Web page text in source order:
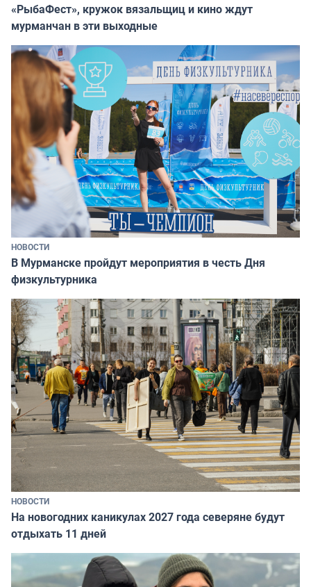
«РыбаФест», кружок вязальщиц и кино ждут
мурманчан в эти выходные
НОВОСТИ
В Мурманске пройдут мероприятия в честь Дня
физкультурника
НОВОСТИ
На новогодних каникулах 2027 года северяне будут
отдыхать 11 дней